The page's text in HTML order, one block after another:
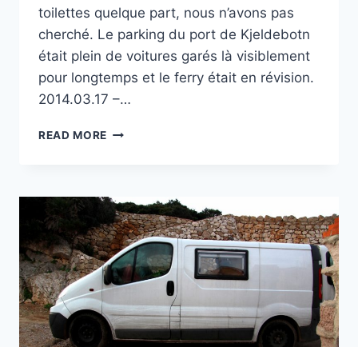
toilettes quelque part, nous n’avons pas
cherché. Le parking du port de Kjeldebotn
était plein de voitures garés là visiblement
pour longtemps et le ferry était en révision.
2014.03.17 –…
READ MORE PORT